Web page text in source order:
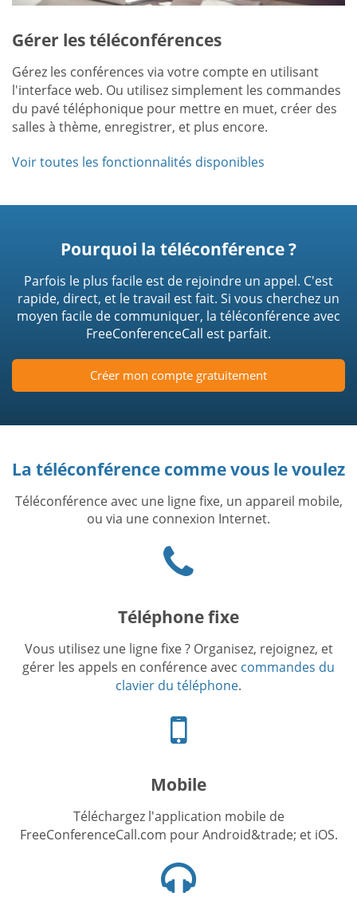
Gérer les téléconférences
Gérez les conférences via votre compte en utilisant
l'interface web. Ou utilisez simplement les commandes
du pavé téléphonique pour mettre en muet, créer des
salles à thème, enregistrer, et plus encore.
Voir toutes les fonctionnalités disponibles
Pourquoi la téléconférence ?
Parfois le plus facile est de rejoindre un appel. C'est
rapide, direct, et le travail est fait. Si vous cherchez un
moyen facile de communiquer, la téléconférence avec
FreeConferenceCall est parfait.
Créer mon compte gratuitement
La téléconférence comme vous le voulez
Téléconférence avec une ligne fixe, un appareil mobile,
ou via une connexion Internet.
icon
Téléphone fixe
Vous utilisez une ligne fixe ? Organisez, rejoignez, et
gérer les appels en conférence avec commandes du
clavier du téléphone.
Icône
du
portable
Mobile
Téléchargez l'application mobile de
FreeConferenceCall.com pour Android&trade; et iOS.
du